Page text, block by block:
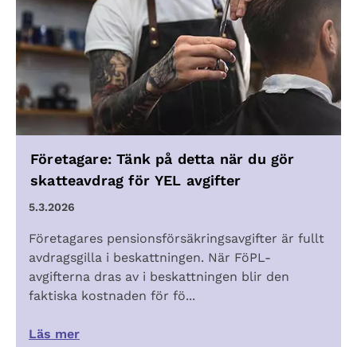
Företagare: Tänk på detta när du gör
skatteavdrag för YEL avgifter
5.3.2026
Företagares pensionsförsäkringsavgifter är fullt
avdragsgilla i beskattningen. När FöPL-
avgifterna dras av i beskattningen blir den
faktiska kostnaden för fö...
Läs mer